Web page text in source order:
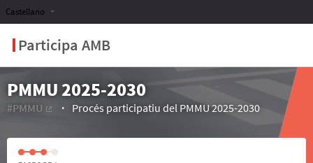
Participa AMB
Castellano
PMMU 2025-2030
#PMMU
Procés participatiu del PMMU 2025-2030